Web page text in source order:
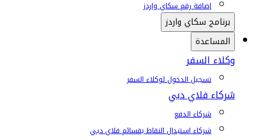
إضافة رقم سكاي واردز
برنامج سكاي واردز
المساعدة
وكلاء السفر
تسجيل الدخول لوكلاء السفر
شركاء فلاي دبي
شركاء الدفع
شركاء استبدال النقاط بقسائم فلاي دبي